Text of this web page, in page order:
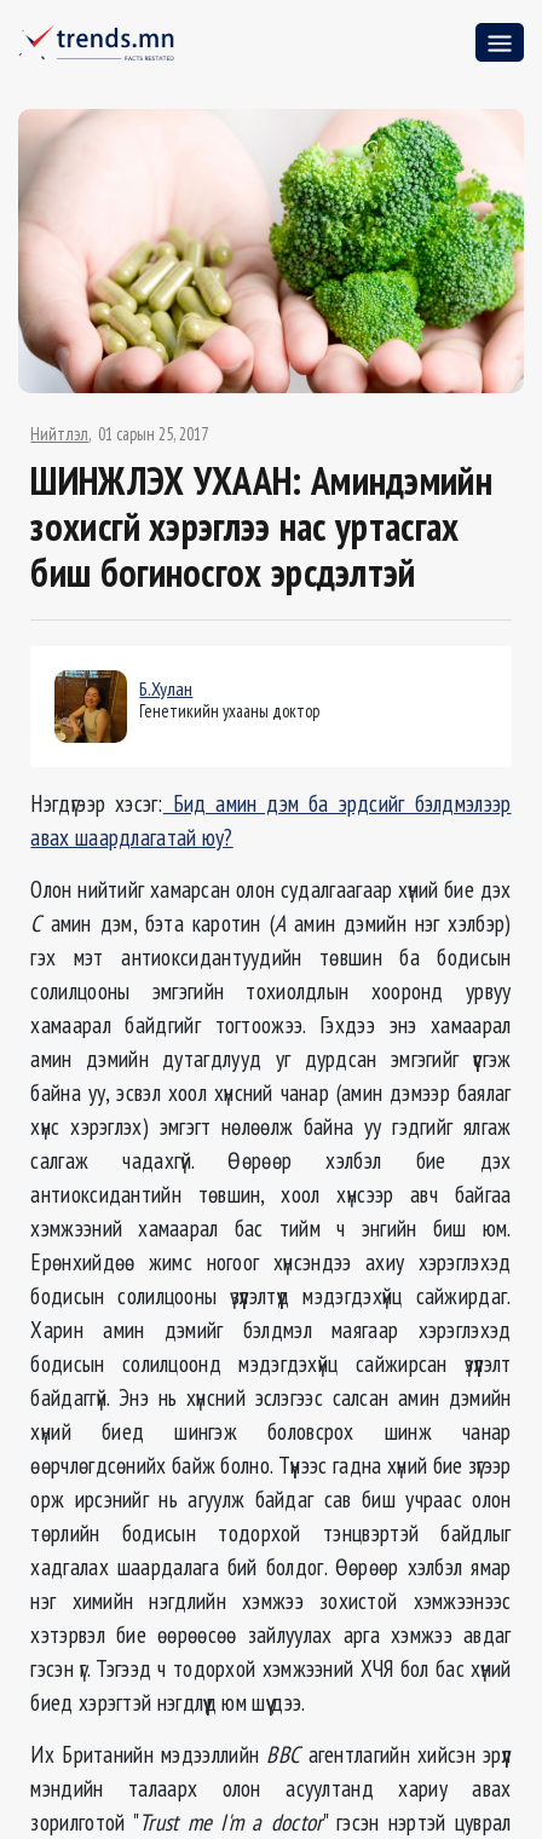
Нийтлэл 01 сарын 25, 2017
ШИНЖЛЭХ УХААН: Аминдэмийн
зохисгүй хэрэглээ нас уртасгах
биш богиносгох эрсдэлтэй
Б.Хулан
Генетикийн ухааны доктор
Нэгдүгээр хэсэг: Бид амин дэм ба эрдсийг бэлдмэлээр
авах шаардлагатай юу?
Олон нийтийг хамарсан олон судалгаагаар хүний бие дэх
Самин дэм, бэта каротин (А амин дэмийн нэг хэлбэр)
гэх мэт антиоксидантуудийн төвшин ба бодисын
солилцооны эмгэгийн тохиолдлын хооронд урвуу
хамаарал байдгийг тогтоожээ. Гэхдээ энэ хамаарал
амин дэмийн дутагдлууд уг дурдсан эмгэгийг үүсгэж
байна уу, эсвэл хоол хүнсний чанар (амин дэмээр баялаг
хүнс хэрэглэх) эмгэгт нөлөөлж байна уу гэдгийг ялгаж
салгаж чадахгүй. Өөрөөр хэлбэл бие дэх
антиоксидантийн төвшин, хоол хүнсээр авч байгаа
хэмжээний хамаарал бас тийм ч энгийн биш юм.
Ерөнхийдөө жимс ногоог хүнсэндээ ахиу хэрэглэхэд
бодисын солилцооны үзүүлэлтүүд мэдэгдэхүйц сайжирдаг.
Харин амин дэмийг бэлдмэл маягаар хэрэглэхэд
бодисын солилцоонд мэдэгдэхүйц сайжирсан үзүүлэлт
байдаггүй. Энэ нь хүнсний эслэгээс салсан амин дэмийн
хүний биед шингэж боловсрох шинж чанар
өөрчлөгдсөнийх байж болно. Түүнээс гадна хүний бие зүгээр
орж ирсэнийг нь агуулж байдаг сав биш учраас олон
төрлийн бодисын тодорхой тэнцвэртэй байдлыг
хадгалах шаардалага бий болдог. Өөрөөр хэлбэл ямар
нэг химийн нэгдлийн хэмжээ зохистой хэмжээнээс
хэтэрвэл бие өөрөөсөө зайлуулах арга хэмжээ авдаг
гэсэн үг. Тэгээд ч тодорхой хэмжээний ХЧЯ бол бас хүний
биед хэрэгтэй нэгдлүүд юм шүү дээ.
Их Британийн мэдээллийн BBCагентлагийн хийсэн эрүүл
мэндийн талаарх олон асуултанд хариу авах
зорилготой "Trust me I'm a doctor" гэсэн нэртэй цуврал